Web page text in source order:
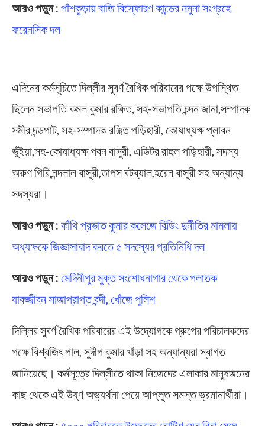
আরও পড়ুন : প‍াঁশকুড়ায় বাজি বিস্ফোরণ কান্ডের নমুনা সংগ্রহে
ফরেনসিক দল
এদিনের কর্মসূচিতে দিল্লীর সুবর্ণ রৈখিক পরিবারের পক্ষে উপস্থিত
ছিলেন সভাপতি কমল কুমার রক্ষিত, সহ-সভাপতি চন্দন জানা,সম্পাদক
সমীর দন্ডপাট, সহ-সম্পাদক রঞ্জিত পড়িহারী, কোষাধ্যক্ষ প্লাবন
ভুঁইয়া,সহ-কোষাধ্যক্ষ পবন বাসুরী, এডিটর রাহুল পড়িহারী, সদস্য
অরুণ গিরি,নন্দলাল বাসুরী,তাপস বটব্যাল,হরেন বাসুরী সহ অন্যান্য
সদস্যরা।
আরও পড়ুন : কাঁথি প্রভাত কুমার কলেজে বিল্ডিং দুর্নীতির মামলায়
অধ্যক্ষকে জিজ্ঞাসাবাদ করতে ৫ সদস্যের প্রতিনিধি দল
আরও পড়ুন : মেদিনীপুর মুক্ত সংশোধনাগার থেকে পলাতক
যাবজ্জীবন সাজাপ্রাপ্ত বন্দী, খোঁজে পুলিশ
দিল্লির সুবর্ণ রৈখিক পরিবারের এই উদ্যোগকে গ্রুপের পরিচালকদের
পক্ষে বিশ্বজিৎ পাল, সুদীপ কুমার খাঁড়া সহ অন্যান্যরা স্বাগত
জানিয়েছে। কর্মসূত্রে দিল্লীতে থাকা নিজেদের এলাকার মানুষজনের
কাছ থেকে এই উষ্ণ অভ্যর্থনা পেয়ে আপ্লুত সমস্ত ভ্রমানার্থীরা।